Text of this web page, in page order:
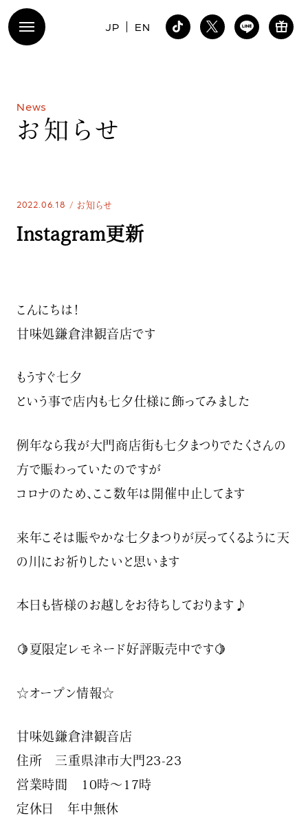
JP EN
News
お 知 ら せ
2022.06.18 お知らせ
Instagram更新
こんにちは！
甘味処鎌倉津観音店です
もうすぐ七夕
という事で店内も七夕仕様に飾ってみました
例年なら我が大門商店街も七夕まつりでたくさんの
方で賑わっていたのですが
コロナのため、ここ数年は開催中止してます
来年こそは賑やかな七夕まつりが戻ってくるように天
の川にお祈りしたいと思います
本日も皆様のお越しをお待ちしております♪
🍋夏限定レモネード好評販売中です🍋
☆オープン情報☆
甘味処鎌倉津観音店
住所 三重県津市大門23-23
営業時間 10時〜17時
定休日 年中無休